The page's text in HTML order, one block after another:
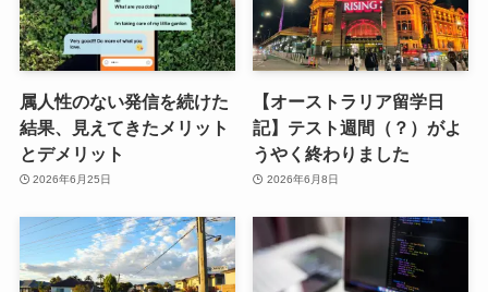
属人性のない発信を続けた
結果、見えてきたメリット
とデメリット
2026年6月25日
【オーストラリア留学日
記】テスト週間（？）がよ
うやく終わりました
2026年6月8日